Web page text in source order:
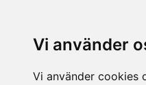
Vi använder
Vi använder cookies